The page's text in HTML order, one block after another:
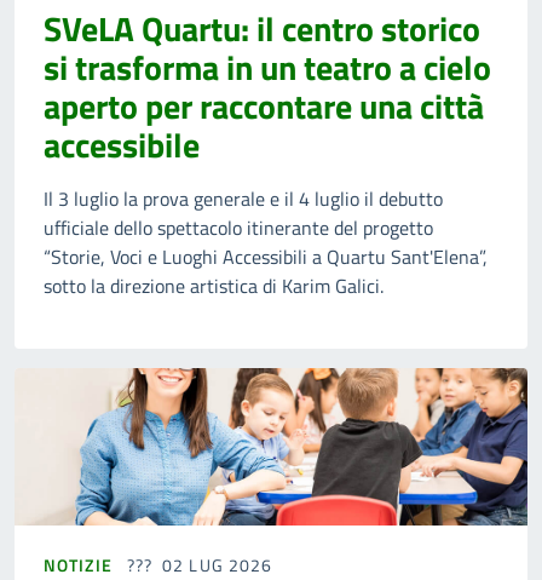
SVeLA Quartu: il centro storico
si trasforma in un teatro a cielo
aperto per raccontare una città
accessibile
Il 3 luglio la prova generale e il 4 luglio il debutto
ufficiale dello spettacolo itinerante del progetto
“Storie, Voci e Luoghi Accessibili a Quartu Sant'Elena”,
sotto la direzione artistica di Karim Galici.
NOTIZIE 02 LUG 2026